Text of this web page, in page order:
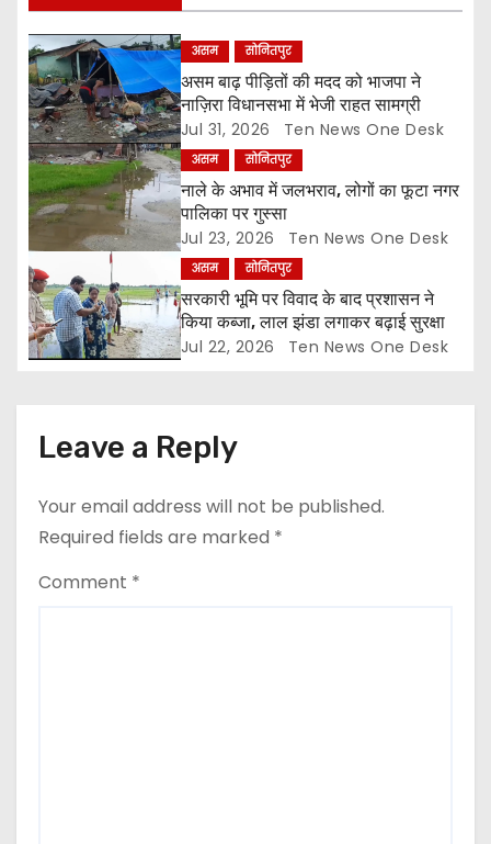
g
a
t
i
o
n
असम सोनितपुर
असम बाढ़ पीड़ितों की मदद को भाजपा ने
नाज़िरा विधानसभा में भेजी राहत सामग्री
Jul 31, 2026 Ten News One Desk
असम सोनितपुर
नाले के अभाव में जलभराव, लोगों का फूटा नगर
पालिका पर गुस्सा
Jul 23, 2026 Ten News One Desk
असम सोनितपुर
सरकारी भूमि पर विवाद के बाद प्रशासन ने
किया कब्जा, लाल झंडा लगाकर बढ़ाई सुरक्षा
Jul 22, 2026 Ten News One Desk
Leave a Reply
Your email address will not be published.
Required fields are marked *
Comment *